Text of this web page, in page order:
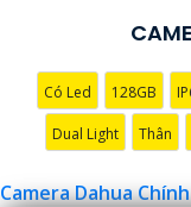
Có Led 128GB
Dual Light Thân
Camera Dahua